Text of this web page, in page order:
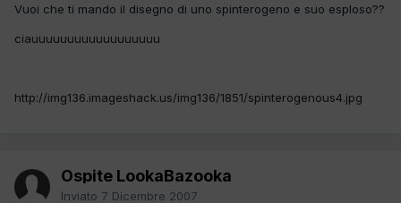
Vuoi che ti mando il disegno di uno spinterogeno e suo esploso??
ciauuuuuuuuuuuuuuuuuu
http://img136.imageshack.us/img136/1851/spinterogenous4.jpg
Ospite LookaBazooka
Inviato 7 Dicembre 2007